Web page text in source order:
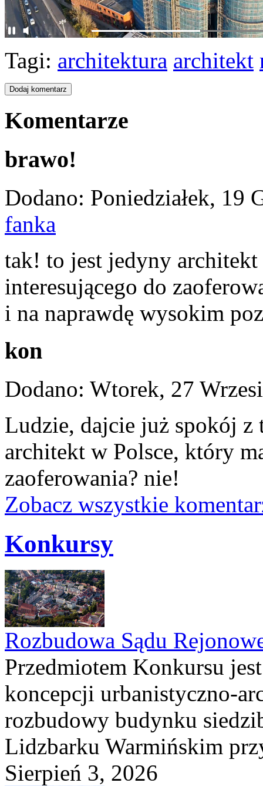
Tagi: architektura architekt
Komentarze
brawo!
Dodano: Poniedziałek, 19
fanka
tak! to jest jedyny
interesującego do
i na naprawdę wysokim
kon
Dodano: Wtorek, 27
Ludzie, dajcie już spokój
architekt w Polsce, który
zaoferowania? nie!
Zobacz wszystkie
Konkursy
Rozbudowa Sądu
Przedmiotem Konkursu
koncepcji urbanistyczno-
rozbudowy budynku
Lidzbarku Warmińskim
Sierpień 3, 2026